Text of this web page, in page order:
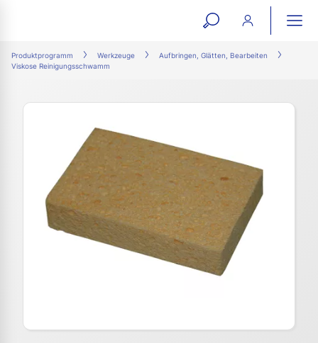
open
search
Produktprogramm Werkzeuge
Aufbringen, Glätten, Bearbeiten
Viskose Reinigungsschwamm